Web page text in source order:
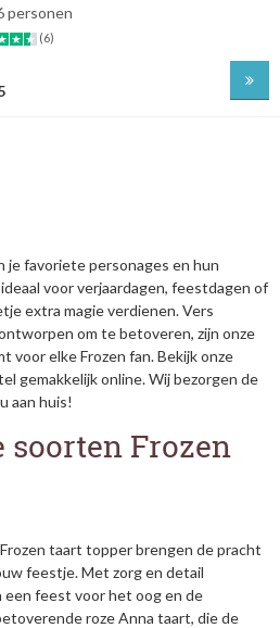
personen
(6)
je favoriete personages en hun
voor verjaardagen, feestdagen of
extra magie verdienen. Vers
om te betoveren, zijn onze
voor elke Frozen fan. Bekijk onze
gemakkelijk online. Wij bezorgen de
aan huis!
Frozen
taart topper brengen de pracht
feestje. Met zorg en detail
een feest voor het oog en de
roze Anna taart, die de